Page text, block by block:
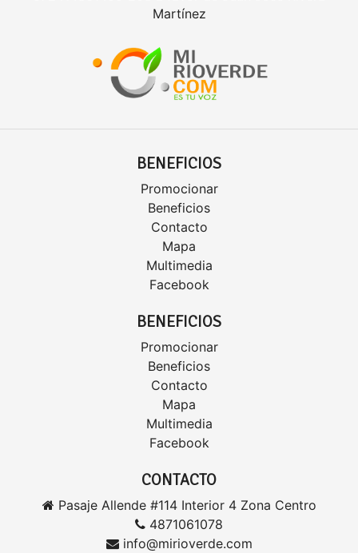
Martínez
BENEFICIOS
Promocionar
Beneficios
Contacto
Mapa
Multimedia
Facebook
BENEFICIOS
Promocionar
Beneficios
Contacto
Mapa
Multimedia
Facebook
CONTACTO
Pasaje Allende #114 Interior 4 Zona Centro
4871061078
info@mirioverde.com